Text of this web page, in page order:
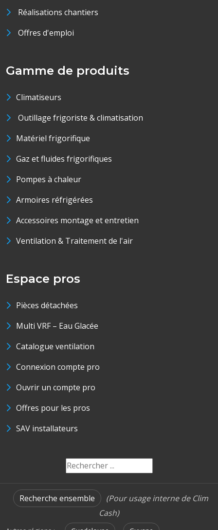
Réalisations chantiers
Offres d'emploi
Gamme de produits
Climatiseurs
Outillage frigoriste & climatisation
Matériel frigorifique
Gaz et fluides frigorifiques
Pompes à chaleur
Armoires réfrigérées
Accessoires montage et entretien
Ventilation & Traitement de l'air
Espace pros
Pièces détachées
Multi VRF – Eau Glacée
Catalogue ventilation
Connexion compte pro
Ouvrir un compte pro
Offres pour les pros
SAV installateurs
Recherche ensemble
(Pour usage interne de Clim
Cash)